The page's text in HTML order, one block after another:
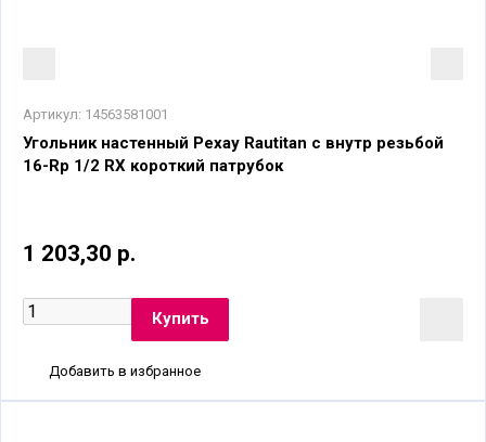
Артикул: 14563581001
Угольник настенный Рехау Rautitan с внутр резьбой
16-Rp 1/2 RX короткий патрубок
1 203,30 р.
Добавить в избранное